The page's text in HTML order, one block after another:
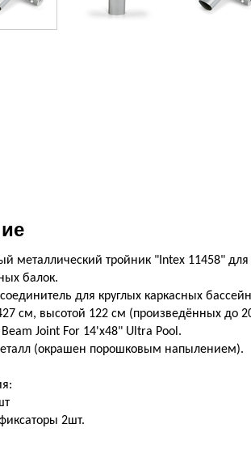
металлический тройник "Intex 11458"
балок.
для круглых каркасных
см, высотой 122 см (произведённых до
Joint For 14'x48" Ultra Pool.
(окрашен порошковым напылением).
2шт.